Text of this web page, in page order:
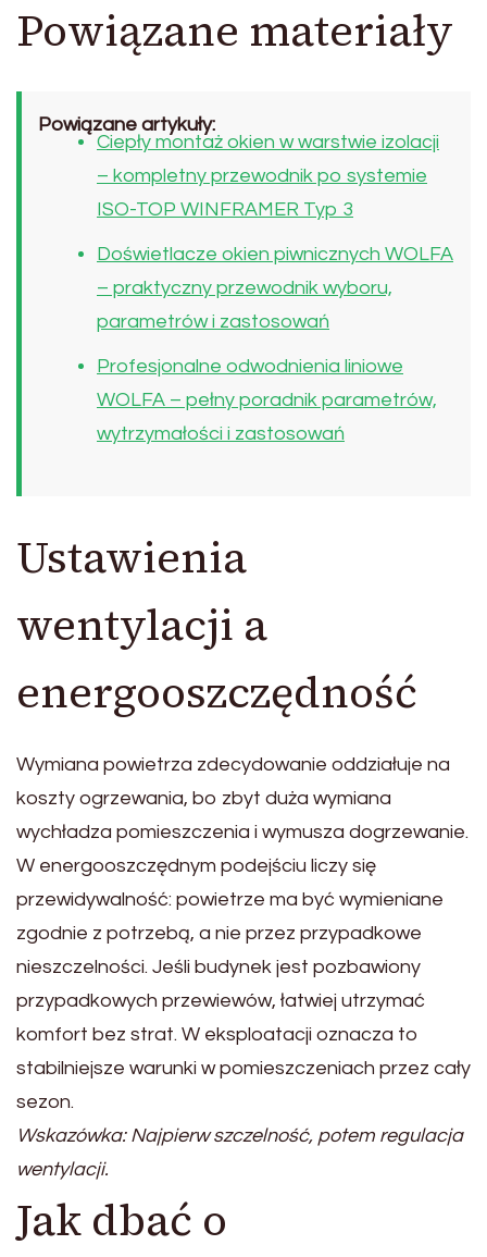
Powiązane materiały
Powiązane artykuły:
Ciepły montaż okien w warstwie izolacji
– kompletny przewodnik po systemie
ISO-TOP WINFRAMER Typ 3
Doświetlacze okien piwnicznych WOLFA
– praktyczny przewodnik wyboru,
parametrów i zastosowań
Profesjonalne odwodnienia liniowe
WOLFA – pełny poradnik parametrów,
wytrzymałości i zastosowań
Ustawienia
wentylacji a
energooszczędność
Wymiana powietrza zdecydowanie oddziałuje na
koszty ogrzewania, bo zbyt duża wymiana
wychładza pomieszczenia i wymusza dogrzewanie.
W energooszczędnym podejściu liczy się
przewidywalność: powietrze ma być wymieniane
zgodnie z potrzebą, a nie przez przypadkowe
nieszczelności. Jeśli budynek jest pozbawiony
przypadkowych przewiewów, łatwiej utrzymać
komfort bez strat. W eksploatacji oznacza to
stabilniejsze warunki w pomieszczeniach przez cały
sezon.
Wskazówka: Najpierw szczelność, potem regulacja
wentylacji.
Jak dbać o